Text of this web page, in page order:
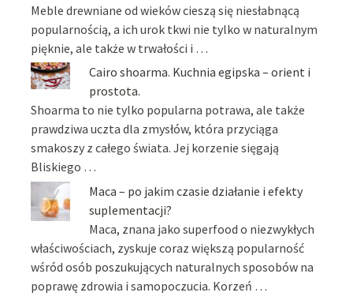
Meble drewniane od wieków cieszą się niesłabnącą
popularnością, a ich urok tkwi nie tylko w naturalnym
pięknie, ale także w trwałości i …
Cairo shoarma. Kuchnia egipska – orient i
prostota.
Shoarma to nie tylko popularna potrawa, ale także
prawdziwa uczta dla zmysłów, która przyciąga
smakoszy z całego świata. Jej korzenie sięgają
Bliskiego …
Maca – po jakim czasie działanie i efekty
suplementacji?
Maca, znana jako superfood o niezwykłych
właściwościach, zyskuje coraz większą popularność
wśród osób poszukujących naturalnych sposobów na
poprawę zdrowia i samopoczucia. Korzeń …